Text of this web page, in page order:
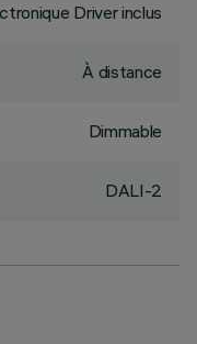
Driver inclus
À distance
Dimmable
DALI-2